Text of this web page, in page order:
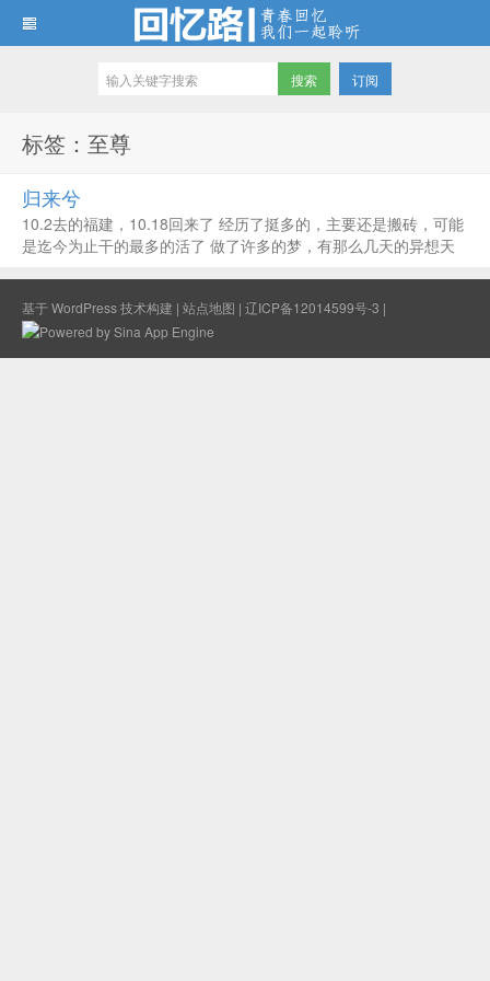
订阅
标签：至尊
归来兮
10.2去的福建，10.18回来了 经历了挺多的，主要还是搬砖，可能
是迄今为止干的最多的活了 做了许多的梦，有那么几天的异想天
清了7...
基于WordPress技术构建 | 站点地图 | 辽ICP备12014599号-3 |